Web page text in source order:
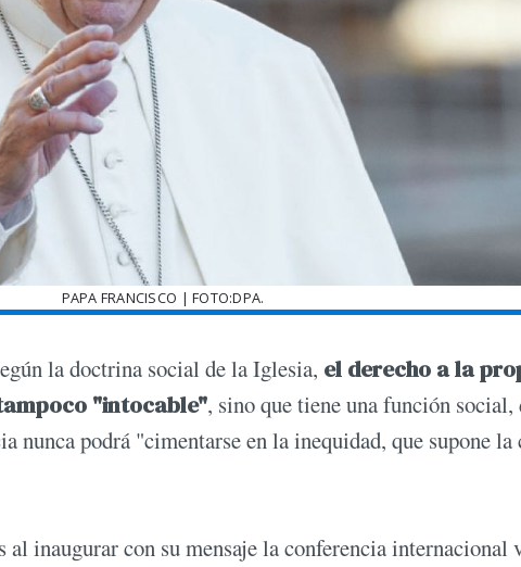
PAPA FRANCISCO | FOTO:DPA.
la doctrina social de la Iglesia, el derecho a la
"intocable", sino que tiene una función
nunca podrá "cimentarse en la inequidad, que supone
al inaugurar con su mensaje la conferencia